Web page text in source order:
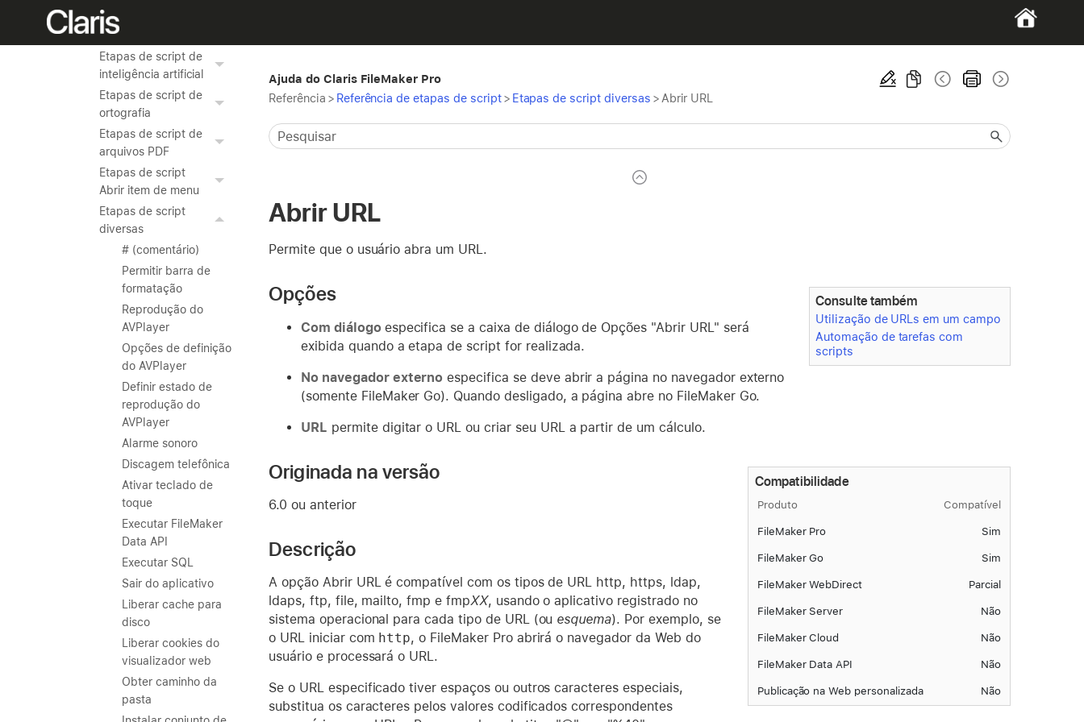
Etapas de script de
contas
Etapas de script de
inteligência artificial
Etapas de script de
ortografia
Etapas de script de
arquivos PDF
Etapas de script
Abrir item de menu
Etapas de script
diversas
# (comentário)
Permitir barra de
formatação
Reprodução do
AVPlayer
Opções de definição
do AVPlayer
Definir estado de
reprodução do
AVPlayer
Alarme sonoro
Discagem telefônica
Ativar teclado de
toque
Executar FileMaker
Data API
Executar SQL
Sair do aplicativo
Liberar cache para
disco
Liberar cookies do
visualizador web
Obter caminho da
pasta
Ajuda do Claris FileMaker Pro
Referência > Referência de etapas de script> Etapas de script diversas > Abrir URL
Abrir URL
Permite que o usuário abra um URL.
Consulte também
Utilização de URLs em um campo
Automação de tarefas com
scripts
Opções
Com diálogo especifica se a caixa de diálogo de Opções "Abrir URL" será
exibida quando a etapa de script for realizada.
No navegador externo especifica se deve abrir a página no navegador externo
(somente FileMaker Go). Quando desligado, a página abre no FileMaker Go.
URL permite digitar o URL ou criar seu URL a partir de um cálculo.
Compatibilidade
Produto Compatível
FileMaker Pro Sim
FileMaker Go Sim
FileMaker WebDirect Parcial
FileMaker Server Não
FileMaker Cloud Não
FileMaker Data API Não
Publicação na Web personalizada Não
Originada na versão
6.0 ou anterior
Descrição
A opção Abrir URL é compatível com os tipos de URL http, https, ldap,
ldaps, ftp, file, mailto, fmp e fmpXX, usando o aplicativo registrado no
sistema operacional para cada tipo de URL (ou esquema). Por exemplo, se
o URL iniciar com http, o FileMaker Pro abrirá o navegador da Web do
usuário e processará o URL.
Se o URL especificado tiver espaços ou outros caracteres especiais,
substitua os caracteres pelos valores codificados correspondentes